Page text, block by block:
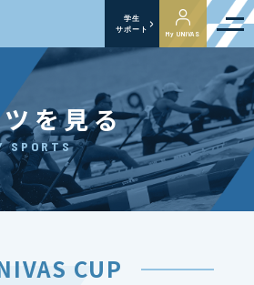
学生
サポート
My UNIVAS
を見る
SPORTS
CUP